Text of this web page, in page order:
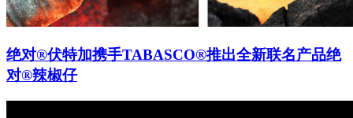
绝对®伏特加携手TABASCO®推出全新联名产品绝
对®辣椒仔